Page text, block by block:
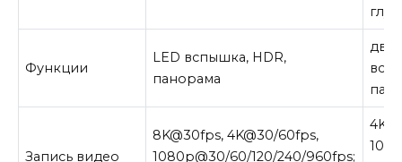
Функции
LED вспышка, HDR,
панорама
Запись видео
8K@30fps, 4K@30/60fps,
1080p@30/60/120/240/960fps;